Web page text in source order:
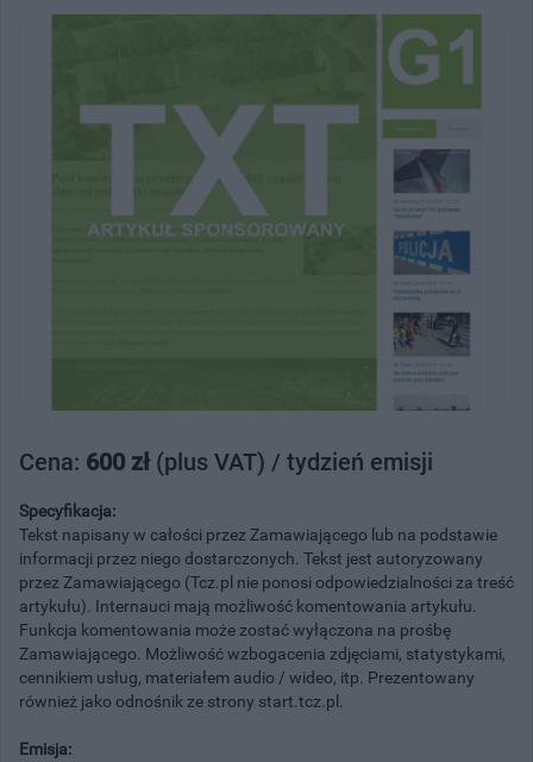
Cena: 600 zł (plus VAT) / tydzień emisji
Specyfikacja:
Tekst napisany w całości przez Zamawiającego lub na podstawie
informacji przez niego dostarczonych. Tekst jest autoryzowany
przez Zamawiającego (Tcz.pl nie ponosi odpowiedzialności za treść
artykułu). Internauci mają możliwość komentowania artykułu.
Funkcja komentowania może zostać wyłączona na prośbę
Zamawiającego. Możliwość wzbogacenia zdjęciami, statystykami,
cennikiem usług, materiałem audio / wideo, itp. Prezentowany
również jako odnośnik ze strony start.tcz.pl.
Emisja: